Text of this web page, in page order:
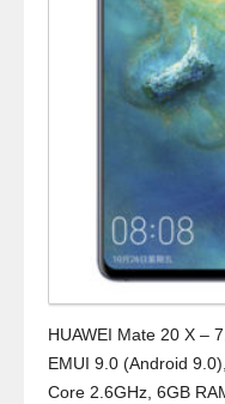
HUAWEI Mate 20 X –
EMUI 9.0 (Android
Core 2.6GHz, 6GB